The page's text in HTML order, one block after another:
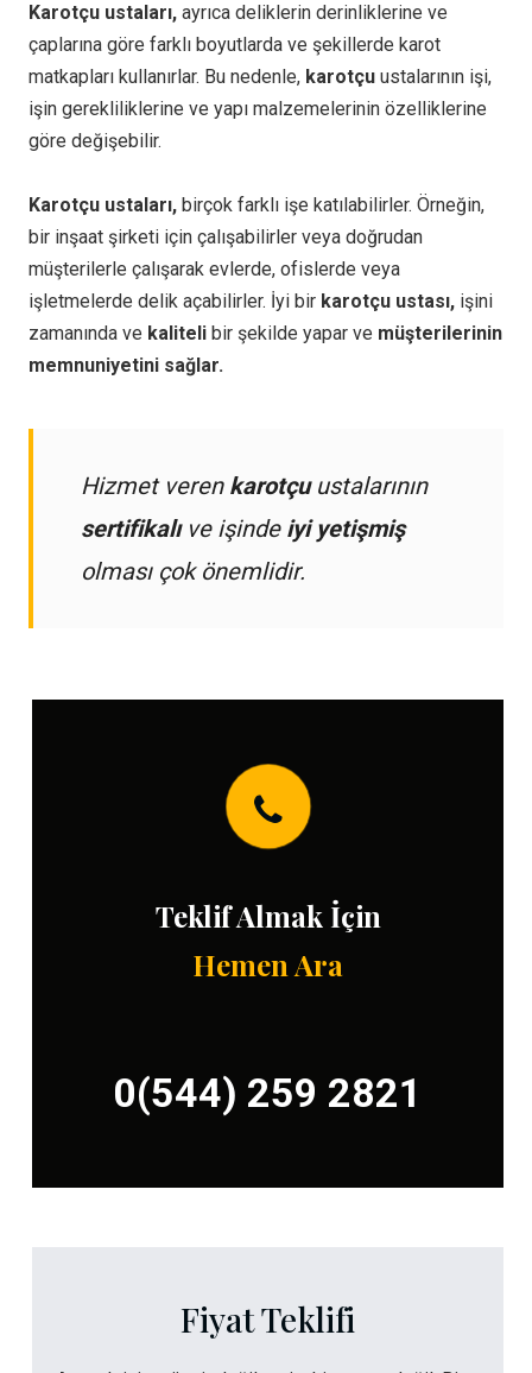
Karotçu ustaları, ayrıca deliklerin derinliklerine ve
çaplarına göre farklı boyutlarda ve şekillerde karot
matkapları kullanırlar. Bu nedenle, karotçu ustalarının işi,
işin gerekliliklerine ve yapı malzemelerinin özelliklerine
göre değişebilir.
Karotçu ustaları, birçok farklı işe katılabilirler. Örneğin,
bir inşaat şirketi için çalışabilirler veya doğrudan
müşterilerle çalışarak evlerde, ofislerde veya
işletmelerde delik açabilirler. İyi bir karotçu ustası, işini
zamanında ve kaliteli bir şekilde yapar ve müşterilerinin
memnuniyetini sağlar.
Hizmet veren karotçuustalarının
sertifikalıve işinde iyi yetişmiş
olması çok önemlidir.
Teklif Almak İçin
Hemen Ara
0(544) 259 2821
Fiyat Teklifi